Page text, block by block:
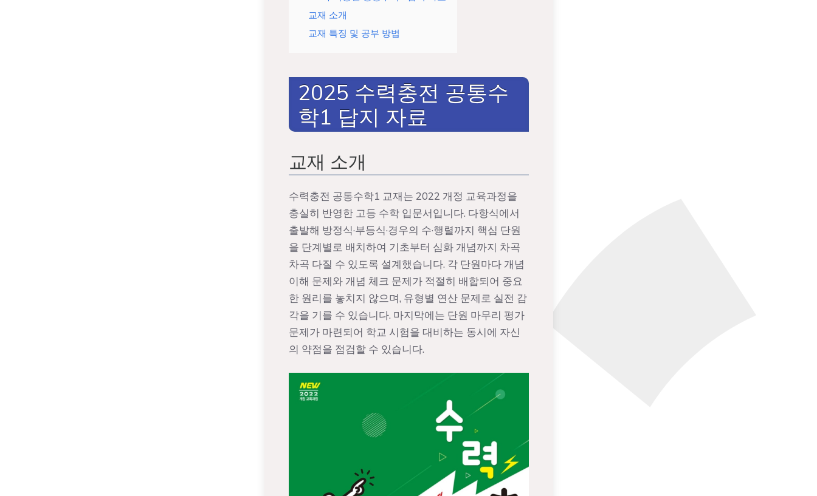
교재 소개
교재 특징 및 공부 방법
2025 수력충전 공통수
학1 답지 자료
교재 소개
수력충전 공통수학1 교재는 2022 개정 교육과정을
충실히 반영한 고등 수학 입문서입니다. 다항식에서
출발해 방정식·부등식·경우의 수·행렬까지 핵심 단원
을 단계별로 배치하여 기초부터 심화 개념까지 차곡
차곡 다질 수 있도록 설계했습니다. 각 단원마다 개념
이해 문제와 개념 체크 문제가 적절히 배합되어 중요
한 원리를 놓치지 않으며, 유형별 연산 문제로 실전 감
각을 기를 수 있습니다. 마지막에는 단원 마무리 평가
문제가 마련되어 학교 시험을 대비하는 동시에 자신
의 약점을 점검할 수 있습니다.